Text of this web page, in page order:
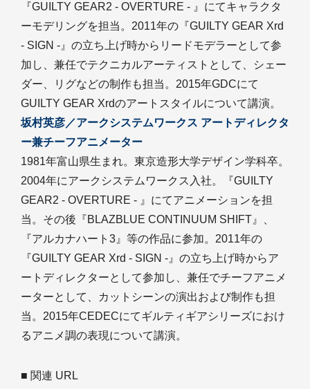
『GUILTY GEAR2 - OVERTURE - 』にてキャラクタ
ーモデリングを担当。2011年の『GUILTY GEAR Xrd
- SIGN -』の立ち上げ時からリードモデラーとして参
加し、兼任でテクニカルアーティストとして、シェー
ダー、リグなどの制作も担当。2015年GDCにて
GUILTY GEAR Xrdのアートスタイルについて講演。
坂村英彦／アークシステムワークス アートディレクタ
ー兼チーフアニメーター
1981年富山県生まれ。東京造形大学デザイン学科卒。
2004年にアークシステムワークス入社。『GUILTY
GEAR2 - OVERTURE - 』にてアニメーションを担
当。その後『BLAZBLUE CONTINUUM SHIFT』、
『アルカナハート3』等の作品に参加。2011年の
『GUILTY GEAR Xrd - SIGN -』の立ち上げ時からア
ートディレクターとして参加し、兼任でチーフアニメ
ーターとして、カットシーンの演出および制作も担
当。2015年CEDECにてギルティギアシリーズにおけ
るアニメ調の表現について講演。
■ 関連 URL